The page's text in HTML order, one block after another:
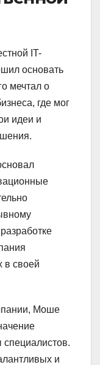
IT-
основать
мечтал о
где мог
идеи и
в своей
Моше
и